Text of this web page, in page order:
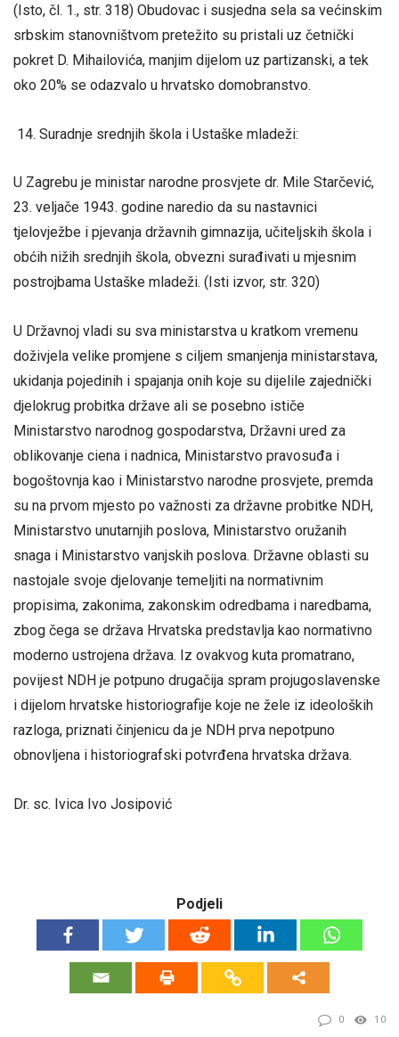
(Isto, čl. 1., str. 318) Obudovac i susjedna sela sa većinskim
srbskim stanovništvom pretežito su pristali uz četnički
pokret D. Mihailovića, manjim dijelom uz partizanski, a tek
oko 20% se odazvalo u hrvatsko domobranstvo.
Suradnje srednjih škola i Ustaške mladeži:
U Zagrebu je ministar narodne prosvjete dr. Mile Starčević,
23. veljače 1943. godine naredio da su nastavnici
tjelovježbe i pjevanja državnih gimnazija, učiteljskih škola i
obćih nižih srednjih škola, obvezni surađivati u mjesnim
postrojbama Ustaške mladeži. (Isti izvor, str. 320)
U Državnoj vladi su sva ministarstva u kratkom vremenu
doživjela velike promjene s ciljem smanjenja ministarstava,
ukidanja pojedinih i spajanja onih koje su dijelile zajednički
djelokrug probitka države ali se posebno ističe
Ministarstvo narodnog gospodarstva, Državni ured za
oblikovanje ciena i nadnica, Ministarstvo pravosuđa i
bogoštovnja kao i Ministarstvo narodne prosvjete, premda
su na prvom mjesto po važnosti za državne probitke NDH,
Ministarstvo unutarnjih poslova, Ministarstvo oružanih
snaga i Ministarstvo vanjskih poslova. Državne oblasti su
nastojale svoje djelovanje temeljiti na normativnim
propisima, zakonima, zakonskim odredbama i naredbama,
zbog čega se država Hrvatska predstavlja kao normativno
moderno ustrojena država. Iz ovakvog kuta promatrano,
povijest NDH je potpuno drugačija spram projugoslavenske
i dijelom hrvatske historiografije koje ne žele iz ideoloških
razloga, priznati činjenicu da je NDH prva nepotpuno
obnovljena i historiografski potvrđena hrvatska država.
Dr. sc. Ivica Ivo Josipović
Podjeli
0 10